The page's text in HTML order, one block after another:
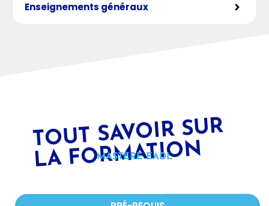
Enseignements généraux
T
OUT SAV
OIR SUR
LA F
OR
MATI
O
N
MASTÈRE EADL
PRÉ-REQUIS